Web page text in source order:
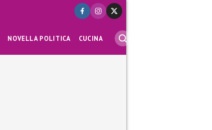
NOVELLA POLITICA CUCINA